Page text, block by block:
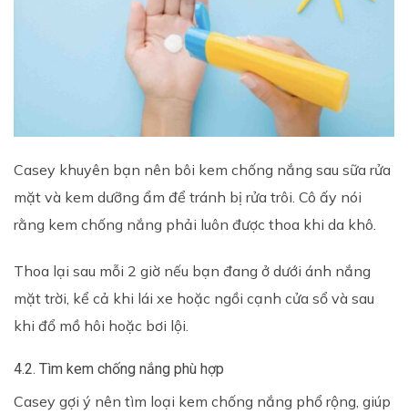
Casey khuyên bạn nên bôi kem chống nắng sau sữa rửa
mặt và kem dưỡng ẩm để tránh bị rửa trôi. Cô ấy nói
rằng kem chống nắng phải luôn được thoa khi da khô.
Thoa lại sau mỗi 2 giờ nếu bạn đang ở dưới ánh nắng
mặt trời, kể cả khi lái xe hoặc ngồi cạnh cửa sổ và sau
khi đổ mồ hôi hoặc bơi lội.
4.2. Tìm kem chống nắng phù hợp
Casey gợi ý nên tìm loại kem chống nắng phổ rộng, giúp